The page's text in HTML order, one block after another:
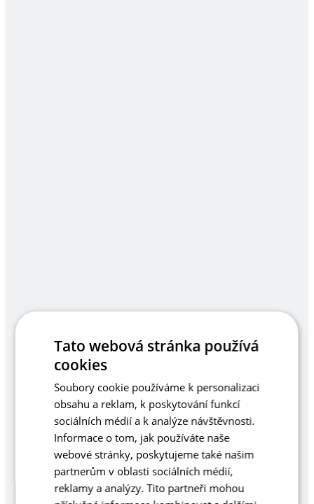
Tato webová stránka používá
cookies
Soubory cookie používáme k personalizaci
obsahu a reklam, k poskytování funkcí
sociálních médií a k analýze návštěvnosti.
Informace o tom, jak používáte naše
webové stránky, poskytujeme také našim
partnerům v oblasti sociálních médií,
reklamy a analýzy. Tito partneři mohou